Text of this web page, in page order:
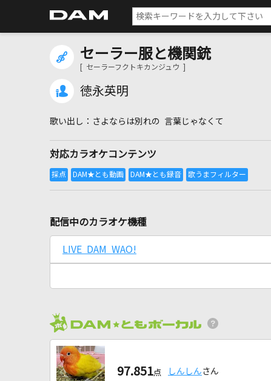
セーラー服と機関銃
[ セーラーフクトキカンジュウ ]
徳永英明
さよならは別れの 言葉じゃなくて
対応カラオケコンテンツ
配信中のカラオケ機種
LIVE DAM WAO!
97.851点 しんしん さん